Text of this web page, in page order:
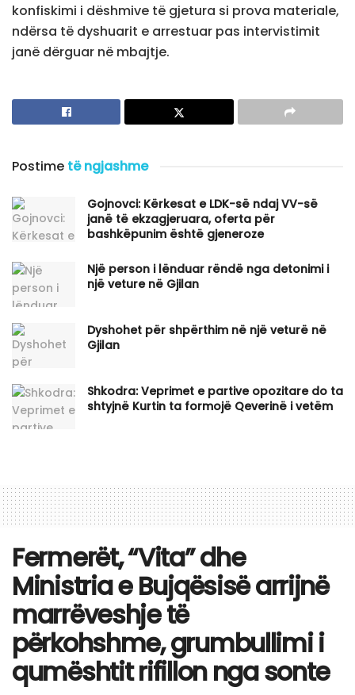
konfiskimi i dëshmive të gjetura si prova materiale,
ndërsa të dyshuarit e arrestuar pas intervistimit
janë dërguar në mbajtje.
Postime të ngjashme
Gojnovci: Kërkesat e LDK-së ndaj VV-së
janë të ekzagjeruara, oferta për
bashkëpunim është gjeneroze
Një person i lënduar rëndë nga detonimi i
një veture në Gjilan
Dyshohet për shpërthim në një veturë në
Gjilan
Shkodra: Veprimet e partive opozitare do ta
shtyjnë Kurtin ta formojë Qeverinë i vetëm
Fermerët, “Vita” dhe
Ministria e Bujqësisë arrijnë
marrëveshje të
përkohshme, grumbullimi i
qumështit rifillon nga sonte